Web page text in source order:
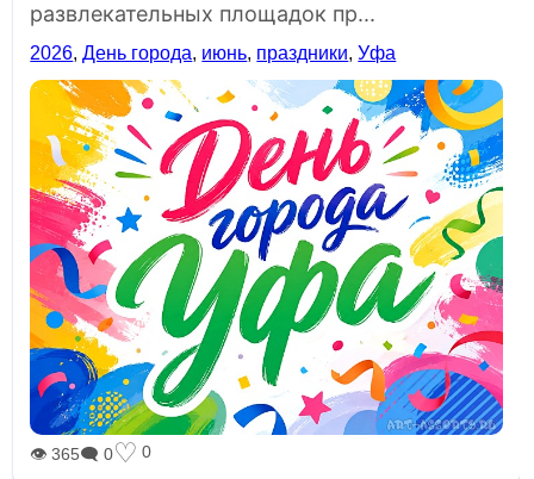
развлекательных площадок пр...
2026,День города, июнь, праздники,Уфа
👁 365🗨 0♡ 0